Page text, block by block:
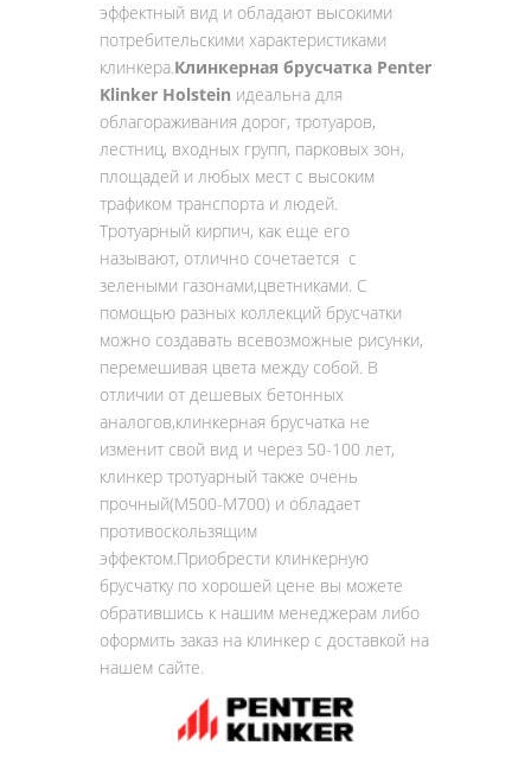
эффектный вид и обладают высокими
потребительскими характеристиками
клинкера.Клинкерная брусчатка Penter
Klinker Holstein идеальна для
облагораживания дорог, тротуаров,
лестниц, входных групп, парковых зон,
площадей и любых мест с высоким
трафиком транспорта и людей.
Тротуарный кирпич, как еще его
называют, отлично сочетается с
зелеными газонами,цветниками. С
помощью разных коллекций брусчатки
можно создавать всевозможные рисунки,
перемешивая цвета между собой. В
отличии от дешевых бетонных
аналогов,клинкерная брусчатка не
изменит свой вид и через 50-100 лет,
клинкер тротуарный также очень
прочный(М500-М700) и обладает
противоскользящим
эффектом.Приобрести клинкерную
брусчатку по хорошей цене вы можете
обратившись к нашим менеджерам либо
оформить заказ на клинкер с доставкой на
нашем сайте.